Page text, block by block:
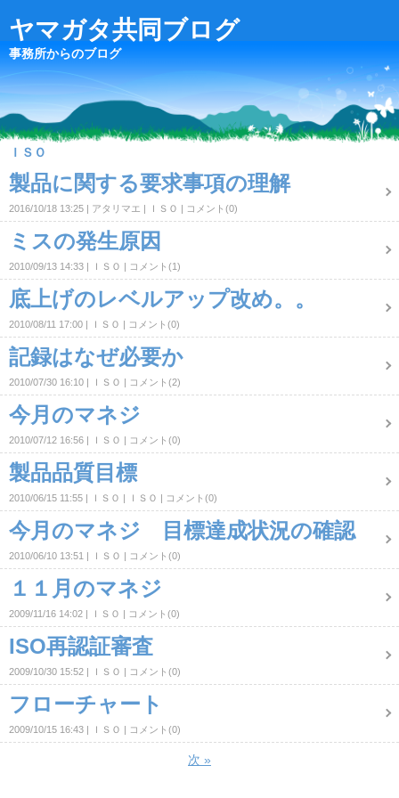
ヤマガタ共同ブログ
事務所からのブログ
ＩＳＯ
製品に関する要求事項の理解
2016/10/18 13:25 アタリマエ ＩＳＯ コメント(0)
ミスの発生原因
2010/09/13 14:33 ＩＳＯ コメント(1)
底上げのレベルアップ改め。。
2010/08/11 17:00 ＩＳＯ コメント(0)
記録はなぜ必要か
2010/07/30 16:10 ＩＳＯ コメント(2)
今月のマネジ
2010/07/12 16:56 ＩＳＯ コメント(0)
製品品質目標
2010/06/15 11:55 ＩＳＯ ＩＳＯ コメント(0)
今月のマネジ 目標達成状況の確認
2010/06/10 13:51 ＩＳＯ コメント(0)
１１月のマネジ
2009/11/16 14:02 ＩＳＯ コメント(0)
ISO再認証審査
2009/10/30 15:52 ＩＳＯ コメント(0)
フローチャート
2009/10/15 16:43 ＩＳＯ コメント(0)
次 »